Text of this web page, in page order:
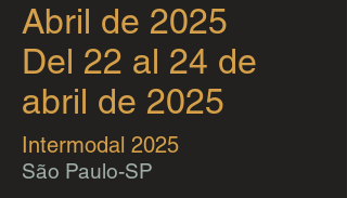
Abril de 2025
Del 22 al 24 de
abril de 2025
Intermodal 2025
São Paulo-SP